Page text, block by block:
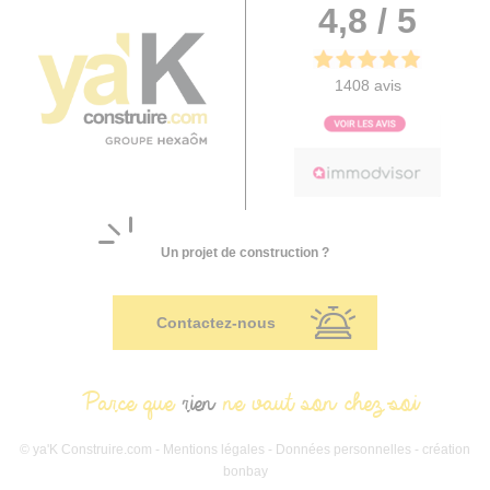
4,8 / 5
1408 avis
Un projet de construction ?
Contactez-nous
Parce querienne vaut son chez-soi
© ya'K Construire.com - Mentions légales - Données personnelles - création
bonbay